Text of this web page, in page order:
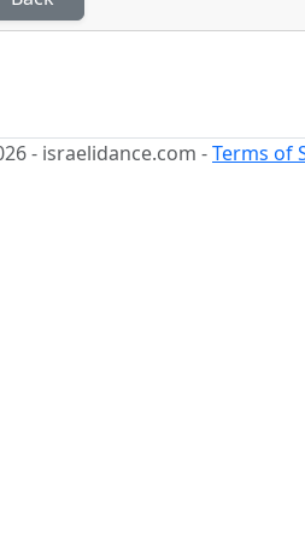
- israelidance.com -Terms of